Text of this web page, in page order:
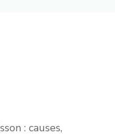
: causes,